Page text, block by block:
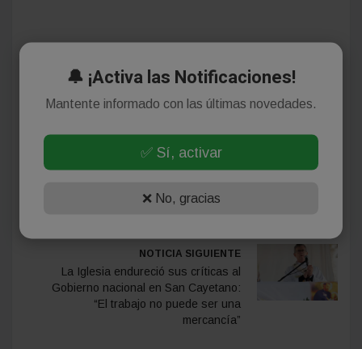
Autor: admin
NOTICIA ANTERIOR
arsenal en el auto de una banda
NOTICIA SIGUIENTE
La Iglesia endureció sus críticas al
Gobierno nacional en San Cayetano:
“El trabajo no puede ser una
mercancía”
🔔 ¡Activa las Notificaciones!
Mantente informado con las últimas novedades.
✅ Sí, activar
❌ No, gracias